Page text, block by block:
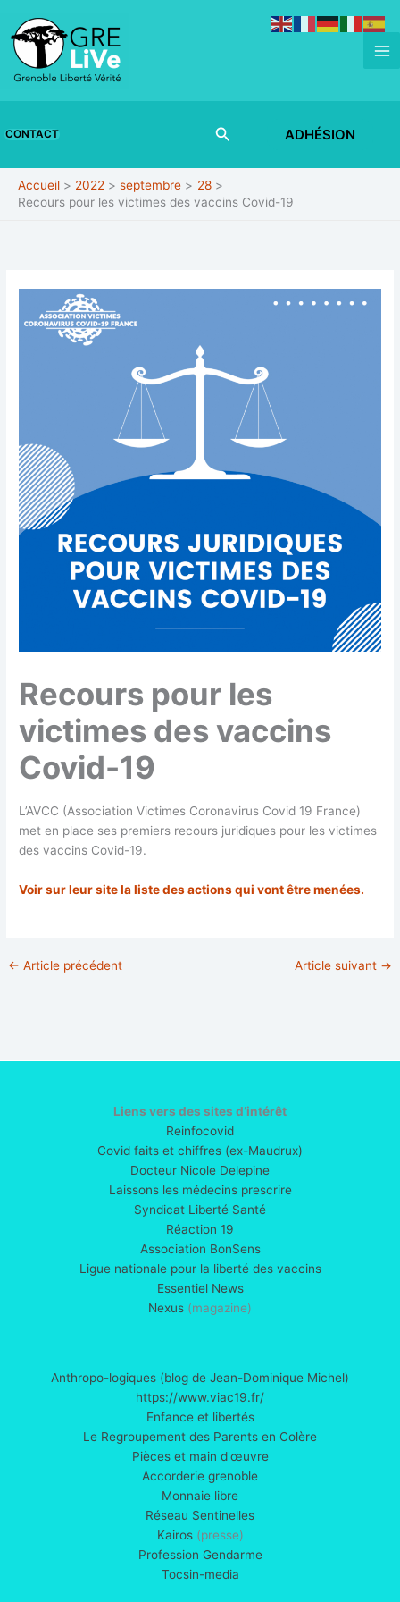
contenu
CONTACT RechercherADHÉSION
Accueil 2022 septembre
28
Recours pour les victimes des vaccins Covid-19
Recours pour les
victimes des vaccins
Covid-19
L’AVCC (Association Victimes Coronavirus Covid 19 France)
met en place ses premiers recours juridiques pour les victimes
des vaccins Covid-19.
Voir sur leur site la liste des actions qui vont être menées.
← Article précédent Article suivant →
Liens vers des sites d’intérêt
Reinfocovid
Covid faits et chiffres (ex-Maudrux)
Docteur Nicole Delepine
Laissons les médecins prescrire
Syndicat Liberté Santé
Réaction 19
Association BonSens
Ligue nationale pour la liberté des vaccins
Essentiel News
Nexus (magazine)
Anthropo-logiques (blog de Jean-Dominique Michel)
https://www.viac19.fr/
Enfance et libertés
Le Regroupement des Parents en Colère
Pièces et main d'œuvre
Accorderie grenoble
Monnaie libre
Réseau Sentinelles
Kairos(presse)
Profession Gendarme
Tocsin-media